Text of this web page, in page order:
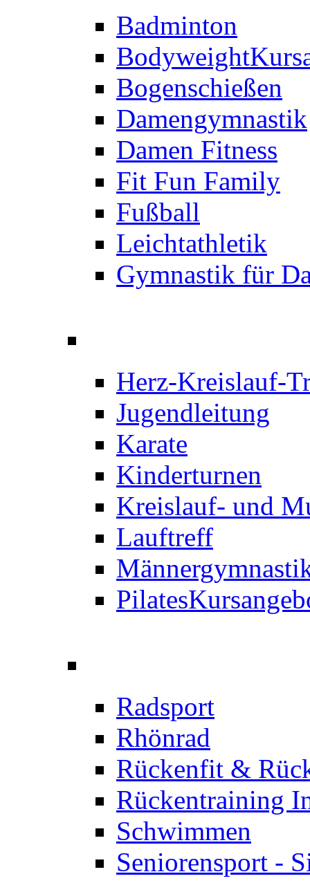
Badminton
Bodyweight
Bogenschießen
Damengymnastik
Damen Fitness
Fit Fun Family
Fußball
Leichtathletik
Gymnastik für
Herz-Kreislauf-
Jugendleitung
Karate
Kinderturnen
Kreislauf- und
Lauftreff
Pilates
Radsport
Rhönrad
Rückenfit &
Rückentraining
Schwimmen
Seniorensport -